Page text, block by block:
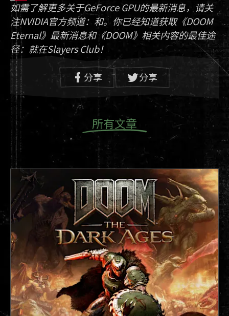
如需了解更多关于GeForce GPU的最新消息，请关
注NVIDIA官方频道：和。你已经知道获取《DOOM
Eternal》最新消息和《DOOM》相关内容的最佳途
径：就在Slayers Club！
分享 分享
所有文章